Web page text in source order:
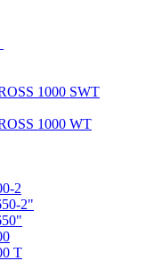
1000 SWT
1000 WT
2
2"
Т